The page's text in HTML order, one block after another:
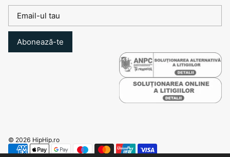
Abonează-te
© 2026 HipHip.ro